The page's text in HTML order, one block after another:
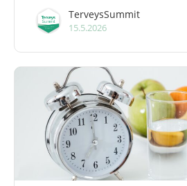
TerveysSummit
15.5.2026